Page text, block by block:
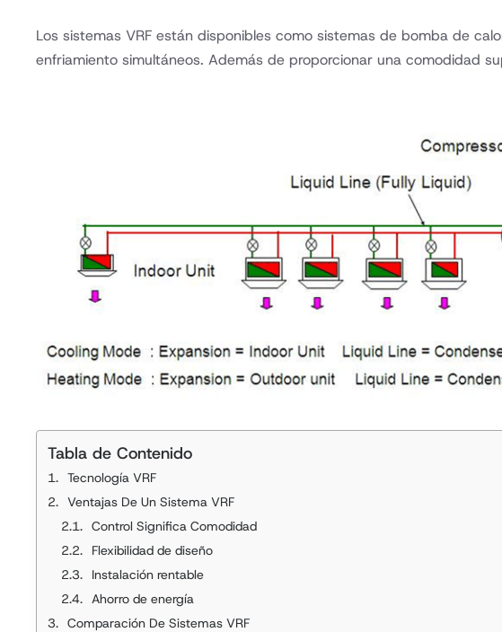
Los sistemas VRF están disponibles como sistemas de bomba de
enfriamiento simultáneos. Además de proporcionar una comodidad
Tabla de Contenido
Tecnología VRF
Ventajas De Un Sistema VRF
Control Significa Comodidad
Flexibilidad de diseño
Instalación rentable
Ahorro de energía
Comparación De Sistemas VRF